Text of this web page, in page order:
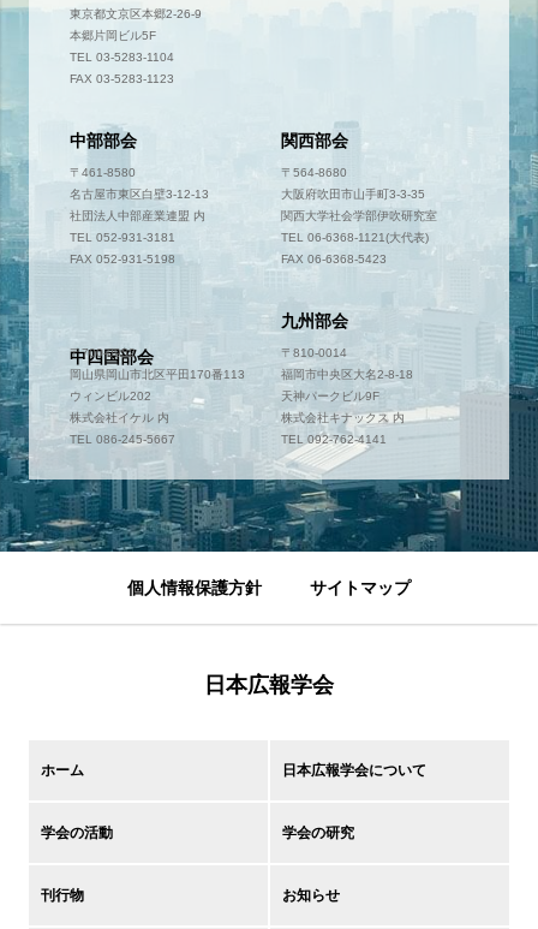
東京都文京区本郷2-26-9
本郷片岡ビル5F
TEL 03-5283-1104
FAX 03-5283-1123
中部部会
〒461-8580
名古屋市東区白壁3-12-13
社団法人中部産業連盟 内
TEL 052-931-3181
FAX 052-931-5198
関西部会
〒564-8680
大阪府吹田市山手町3-3-35
関西大学社会学部伊吹研究室
TEL 06-6368-1121(大代表)
FAX 06-6368-5423
中四国部会
〒700-0952
岡山県岡山市北区平田170番113
ウィンビル202
株式会社イケル 内
TEL 086-245-5667
九州部会
〒810-0014
福岡市中央区大名2-8-18
天神パークビル9F
株式会社キナックス 内
TEL 092-762-4141
個人情報保護方針 サイトマップ
日本広報学会
ホーム 日本広報学会について
学会の活動 学会の研究
刊行物 お知らせ